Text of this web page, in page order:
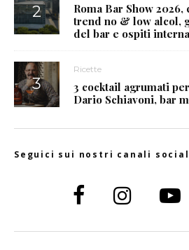
Roma Bar Show
trend no & low alcol,
del bar e ospiti
Ricette
3 cocktail agrumati
Dario Schiavoni, bar
Seguici sui nostri canali social